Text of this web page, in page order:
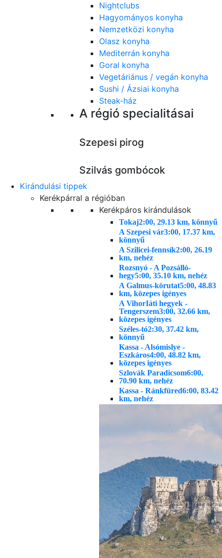
Nightclubs
Hagyományos konyha
Nemzetközi konyha
Olasz konyha
Mediterrán konyha
Goral konyha
Vegetáriánus / vegán konyha
Sushi / Ázsiai konyha
Steak-ház
A régió specialitásai
Szepesi pirog
Szilvás gombócok
Kirándulási tippek
Kerékpárral a régióban
Kerékpáros kirándulások
Tokaj2:00, 29.13 km, könnyű
A Szepesi vár3:00, 17.37 km,
könnyű
A Szilicei-fennsík2:00, 26.19
km, nehéz
Rozsnyó - A Pozsálló-
hegy5:00, 35.10 km, nehéz
A Galmus-körutat5:00, 48.83
km, közepes igényes
A VihorIáti hegyek -
Tengerszem3:00, 32.66 km,
közepes igényes
Széles-tó2:30, 37.42 km,
könnyű
Kassa - Alsómislye -
Eszkáros4:00, 48.82 km,
közepes igényes
Szlovák Paradicsom6:00,
70.90 km, nehéz
Kassa - Ránkfüred6:00, 83.42
km, nehéz